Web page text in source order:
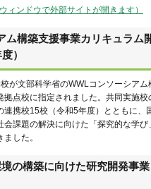
ィンドウで外部サイトが開きます）
ム構築支援事業カリキュラム
）
が文部科学省のWWLコンソーシアム
拠点校に指定されました。共同実施
連携校15校（令和5年度）とともに、
会課題の解決に向けた「探究的な学び
した。
の構築に向けた研究開発事